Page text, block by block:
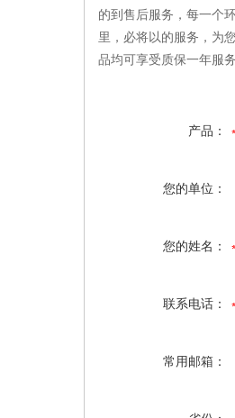
的到售后服务，每一个
里，必将以的服务，为
品均可享受质保一年服
产品：
您的单位：
您的姓名：
联系电话：
常用邮箱：